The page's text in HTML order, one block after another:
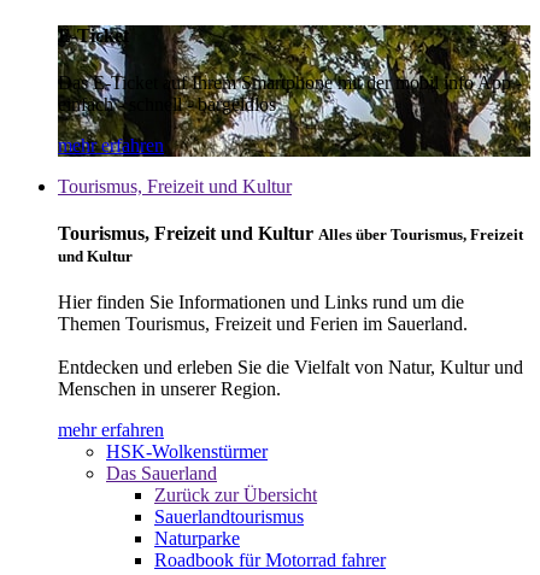
E-Ticket
Das E-Ticket auf Ihrem Smartphone mit der mobil info App -
einfach - schnell - bargeldlos
mehr erfahren
Tourismus, Freizeit und Kultur
Tourismus, Freizeit und Kultur Alles über Tourismus, Freizeit
und Kultur
Hier finden Sie Informationen und Links rund um die
Themen Tourismus, Freizeit und Ferien im Sauerland.
Entdecken und erleben Sie die Vielfalt von Natur, Kultur und
Menschen in unserer Region.
mehr erfahren
HSK-Wolkenstürmer
Das Sauerland
Zurück zur Übersicht
Sauerlandtourismus
Naturparke
Roadbook für Motorrad fahrer